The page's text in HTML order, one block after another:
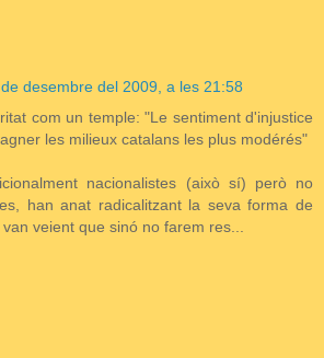
desembre del 2009, a les 21:58
com un temple: "Le sentiment d'injustice
les milieux catalans les plus modérés"
nacionalistes (això sí) però no
han anat radicalitzant la seva forma de
veient que sinó no farem res...